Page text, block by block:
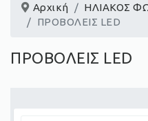
Αρχική
ΗΛΙΑΚΟΣ
ΠΡΟΒΟΛΕΙΣ LED
ΠΡΟΒΟΛΕΙΣ LED